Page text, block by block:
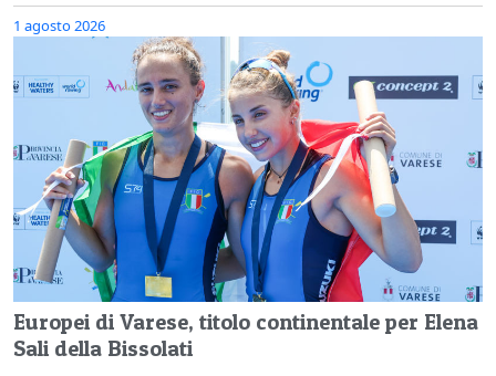
1 agosto 2026
Europei di Varese, titolo continentale per Elena
Sali della Bissolati